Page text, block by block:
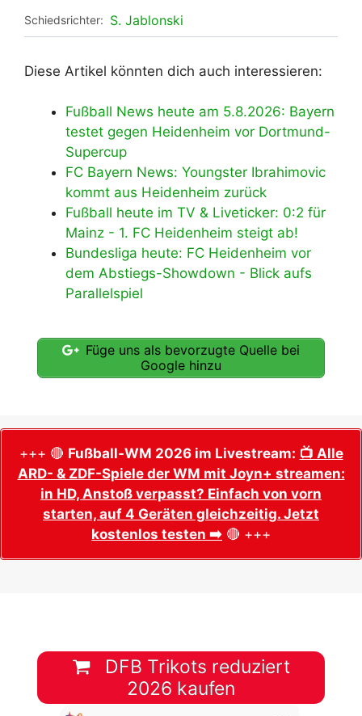
Schiedsrichter: S. Jablonski
Diese Artikel könnten dich auch interessieren:
Fußball News heute am 5.8.2026: Bayern
testet gegen Heidenheim vor Dortmund-
Supercup
FC Bayern News: Youngster Ibrahimovic
kommt aus Heidenheim zurück
Fußball heute im TV & Liveticker: 0:2 für
Mainz - 1. FC Heidenheim steigt ab!
Bundesliga heute: FC Heidenheim vor
dem Abstiegs-Showdown - Blick aufs
Parallelspiel
Füge uns als bevorzugte Quelle bei
Google hinzu
+++ 🔴 Fußball-WM 2026 im Livestream: 📺 Alle
ARD- & ZDF-Spiele der WM mit Joyn+ streamen:
in HD, Anstoß verpasst? Einfach von vorn
starten, auf 4 Geräten gleichzeitig. Jetzt
kostenlos testen ➡️ 🔴 +++
DFB Trikots reduziert
2026 kaufen